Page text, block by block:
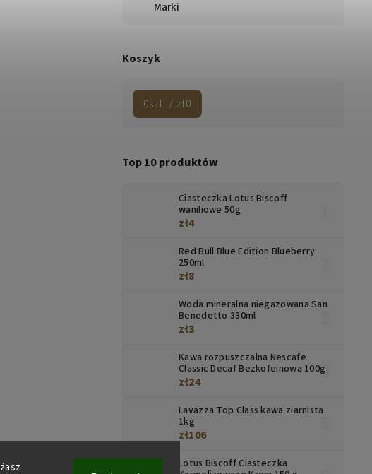
Marki
Koszyk
0szt. / zł0
Top 10 produktów
Ciasteczka Lotus Biscoff
waniliowe 50g
zł4
Red Bull Blue Edition Blueberry
250ml
zł8
Woda mineralna niegazowana San
Benedetto 330ml
zł3
Kawa rozpuszczalna Nescafe
Classic Decaf Bezkofeinowa 100g
zł24
Lavazza Top Class kawa ziarnista
1kg
zł106
Lotus Biscoff Ciasteczka